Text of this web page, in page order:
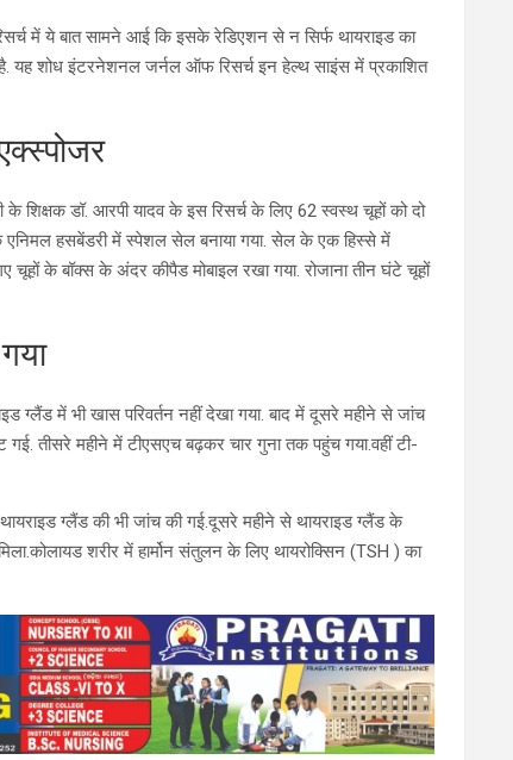
में ये बात सामने आई कि इसके रेडिएशन से न सिर्फ थायराइड का
यह शोध इंटरनेशनल जर्नल ऑफ रिसर्च इन हेल्थ साइंस में प्रकाशित
के शिक्षक डॉ. आरपी यादव के इस रिसर्च के लिए 62 स्वस्थ चूहों को दो
हसबेंडरी में स्पेशल सेल बनाया गया. सेल के एक हिस्से में
के बॉक्स के अंदर कीपैड मोबाइल रखा गया. रोजाना तीन घंटे चूहों
ग्लैंड में भी खास परिवर्तन नहीं देखा गया. बाद में दूसरे महीने से जांच
तीसरे महीने में टीएसएच बढ़कर चार गुना तक पहुंच गया.वहीं टी-
ग्लैंड की भी जांच की गई.दूसरे महीने से थायराइड ग्लैंड के
शरीर में हार्मोन संतुलन के लिए थायरोक्सिन (TSH ) का